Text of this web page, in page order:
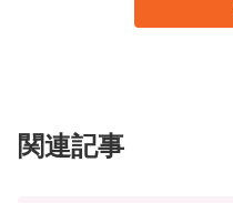
関連記事